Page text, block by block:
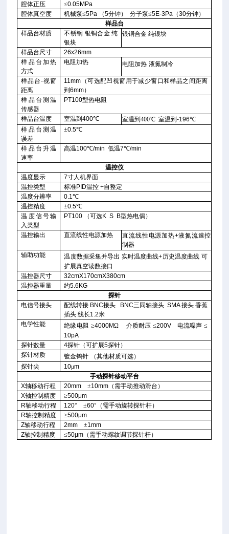
腔体正压 ≤0.05MPa
腔体真空度
机械泵≤5Pa （5分钟） 分子泵≤5E-3Pa （30分钟）
样品台
样品台材质
不锈钢 银铜合金 纯
银块
银铜合金 纯银块
样品台尺寸
26x26mm
样品台加热
方式
电阻加热 电阻加热 液氮制冷
样品台-视窗
距离
11mm （可选配凹视窗用于减少窗口和样品之间距离
到6mm）
样品台测温
传感器
PT100型热电阻
样品台温度 室温到400℃ 室温到400℃ 室温到-196℃
样品台测温
误差
±0.5℃
样品台升温
速率
高温100℃/min 低温7℃/min
温控仪
温度显示
7寸人机界面
温控类型
标准PID温控 +自整定
温度分辨率
0.1℃
温控精度
±0.5℃
温度信号输
入类型
PT100 （可选K S B型热电偶）
温控输出 直流线性电源加热 直流线性电源加热+液氮流速控
制器
辅助功能
温度数据采集并导出 实时温度曲线+历史温度曲线 可
扩展真空读数接口
温控器尺寸
32cmX170cmX380cm
温控器重量
约5.6KG
探针
电信号接头
配线转接 BNC接头 BNC三同轴接头 SMA接头 香蕉
插头 线长1.2米
电学性能
绝缘电阻 ≥4000MΩ 介质耐压 ≤200V 电流噪声 ≤
10pA
探针数量
4探针（可扩展5探针）
探针材质
镀金钨针
（其他材质可选）
探针尖
10μm
手动探针移动平台
X轴移动行程 20mm±10mm （需手动推动滑台）
X轴控制精度 ≥500μm
R轴移动行程 120°±60° （需手动旋转探针杆）
R轴控制精度 ≥500μm
Z轴移动行程 2mm±1mm
Z轴控制精度 ≤50μm （需手动螺纹调节探针杆）